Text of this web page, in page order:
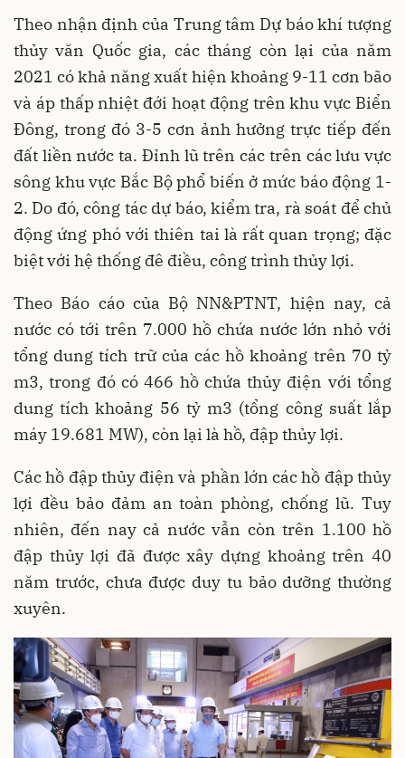
Theo nhận định của Trung tâm Dự báo khí tượng
thủy văn Quốc gia, các tháng còn lại của năm
2021 có khả năng xuất hiện khoảng 9-11 cơn bão
và áp thấp nhiệt đới hoạt động trên khu vực Biển
Đông, trong đó 3-5 cơn ảnh hưởng trực tiếp đến
đất liền nước ta. Đỉnh lũ trên các trên các lưu vực
sông khu vực Bắc Bộ phổ biến ở mức báo động 1-
2. Do đó, công tác dự báo, kiểm tra, rà soát để chủ
động ứng phó với thiên tai là rất quan trọng; đặc
biệt với hệ thống đê điều, công trình thủy lợi.
Theo Báo cáo của Bộ NN&PTNT, hiện nay, cả
nước có tới trên 7.000 hồ chứa nước lớn nhỏ với
tổng dung tích trữ của các hồ khoảng trên 70 tỷ
m3, trong đó có 466 hồ chứa thủy điện với tổng
dung tích khoảng 56 tỷ m3 (tổng công suất lắp
máy 19.681 MW), còn lại là hồ, đập thủy lợi.
Các hồ đập thủy điện và phần lớn các hồ đập thủy
lợi đều bảo đảm an toàn phòng, chống lũ. Tuy
nhiên, đến nay cả nước vẫn còn trên 1.100 hồ
đập thủy lợi đã được xây dựng khoảng trên 40
năm trước, chưa được duy tu bảo dưỡng thường
xuyên.